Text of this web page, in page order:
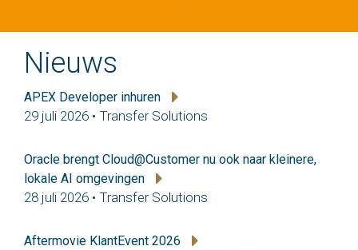
Nieuws
APEX Developer inhuren
29 juli 2026 • Transfer Solutions
Oracle brengt Cloud@Customer nu ook naar kleinere,
lokale AI omgevingen
28 juli 2026 • Transfer Solutions
Aftermovie KlantEvent 2026